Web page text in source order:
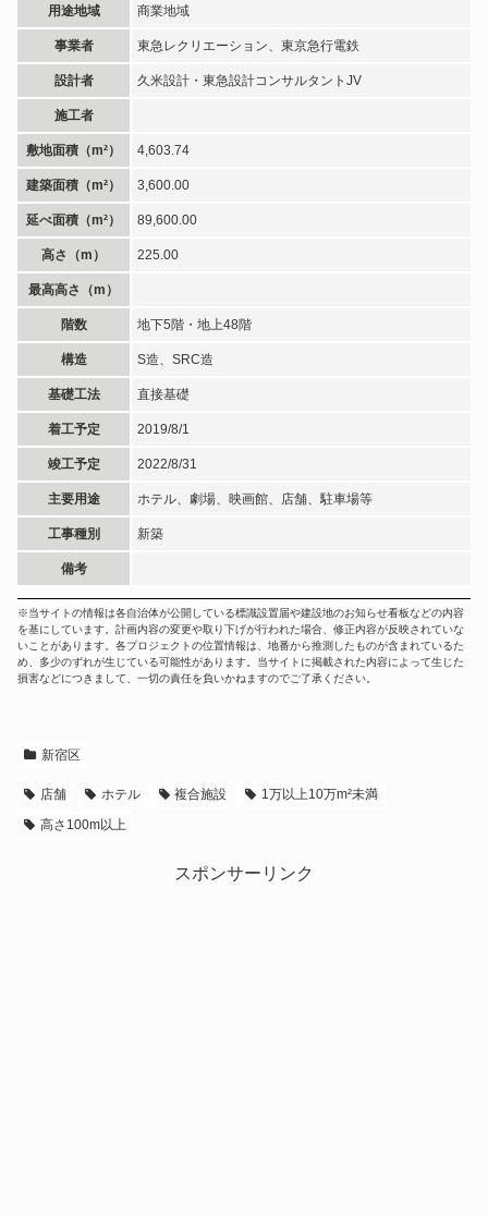
用途地域 商業地域
事業者 東急レクリエーション、東京急行電鉄
設計者 久米設計・東急設計コンサルタントJV
施工者
敷地面積（m²） 4,603.74
建築面積（m²） 3,600.00
延べ面積（m²） 89,600.00
高さ（m） 225.00
最高高さ（m）
階数 地下5階・地上48階
構造 S造、SRC造
基礎工法 直接基礎
着工予定 2019/8/1
竣工予定 2022/8/31
主要用途 ホテル、劇場、映画館、店舗、駐車場等
工事種別 新築
備考
※当サイトの情報は各自治体が公開している標識設置届や建設地のお知らせ看板などの内容
を基にしています。計画内容の変更や取り下げが行われた場合、修正内容が反映されていな
いことがあります。各プロジェクトの位置情報は、地番から推測したものが含まれているた
め、多少のずれが生じている可能性があります。当サイトに掲載された内容によって生じた
損害などにつきまして、一切の責任を負いかねますのでご了承ください。
新宿区
店舗 ホテル 複合施設
1万以上10万m²未満
高さ100m以上
スポンサーリンク